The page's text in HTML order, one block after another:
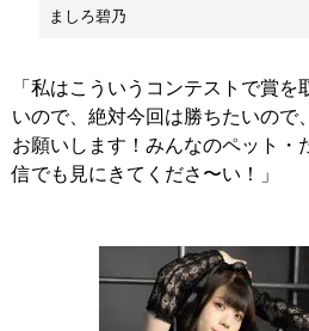
ましろ碧乃
「私はこういうコンテストで賞を
いので、絶対今回は勝ちたいので
お願いします！みんなのペット・
信でも見にきてくださ〜い！」